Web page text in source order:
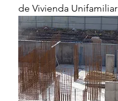
de Vivienda Unifamiliar